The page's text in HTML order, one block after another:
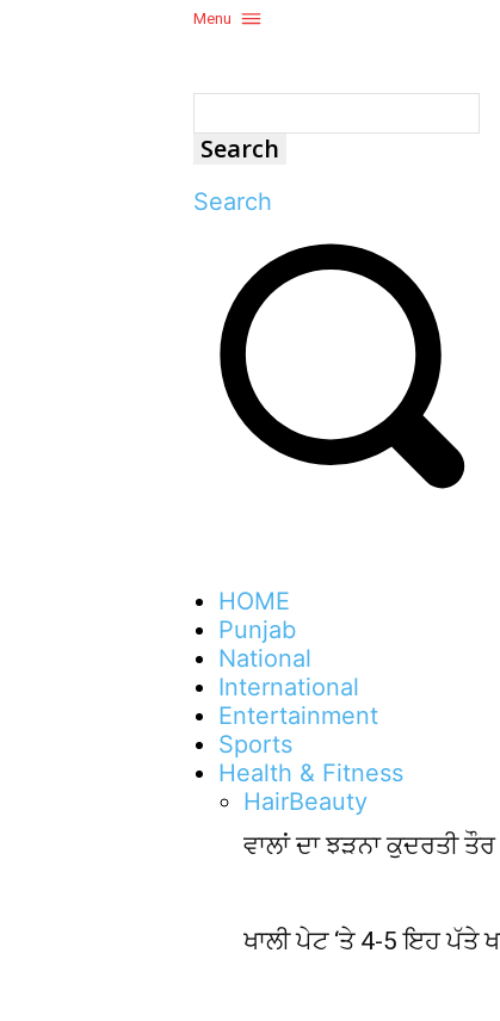
Menu
Search
Search
HOME
Punjab
National
International
Entertainment
Sports
Health & Fitness
HairBeauty
ਵਾਲਾਂ ਦਾ ਝੜਨਾ ਕੁਦਰਤੀ
ਖਾਲੀ ਪੇਟ ‘ਤੇ 4-5 ਇਹ